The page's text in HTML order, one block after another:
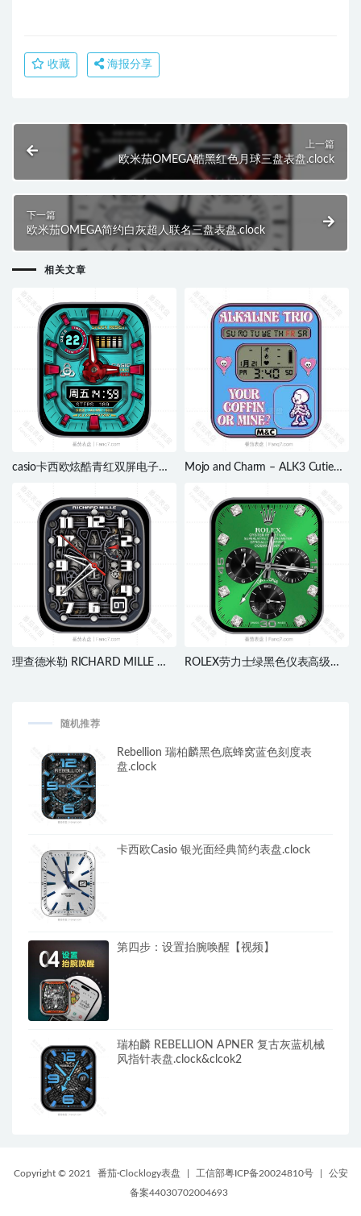
收藏 海报分享
上一篇
欧米茄OMEGA酷黑红色月球三盘表盘.clock
下一篇
欧米茄OMEGA简约白灰超人联名三盘表盘.clock
相关文章
casio卡西欧炫酷青红双屏电子表
Mojo and Charm – ALK3 Cutie
跳表盘.clock
理查德米勒 RICHARD MILLE 复
ROLEX劳力士绿黑色仪表高级镶
随机推荐
Rebellion 瑞柏麟黑色底蜂窝蓝色刻度表
盘.clock
卡西欧Casio 银光面经典简约表盘.clock
第四步：设置抬腕唤醒【视频】
瑞柏麟 REBELLION APNER 复古灰蓝机械
风指针表盘.clock&clcok2
Copyright © 2021 番茄·Clocklogy表盘 工信部粤ICP备20024810号
公安
备案44030702004693